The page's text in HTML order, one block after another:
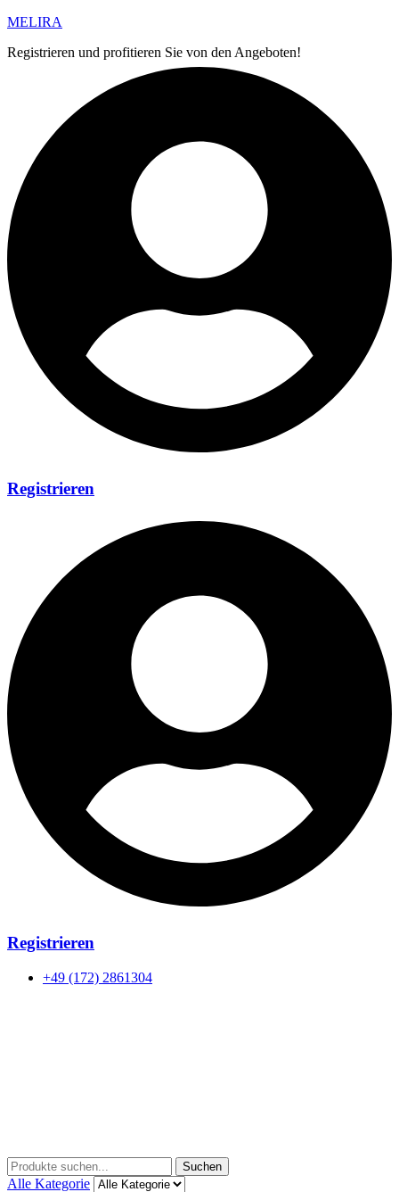
MELIRA
Registrieren und profitieren Sie von den Angeboten!
Registrieren
Registrieren
+49 (172) 2861304
Menu
Suchen
nach:
Suchen
Alle Kategorie